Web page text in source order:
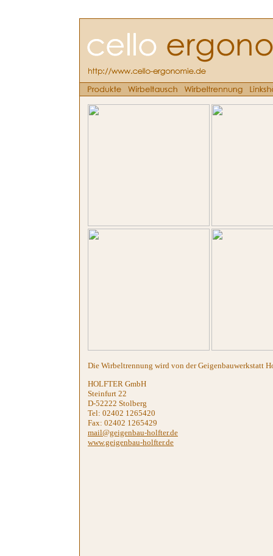
Die Wirbeltrennung wird von der Geigenbauwerkstatt
HOLFTER GmbH
Steinfurt 22
D-52222 Stolberg
Tel: 02402 1265420
Fax: 02402 1265429
mail@geigenbau-holfter.de
www.geigenbau-holfter.de